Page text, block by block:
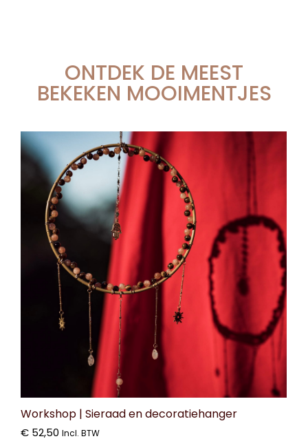
ONTDEK DE MEEST
BEKEKEN MOOIMENTJES
Workshop | Sieraad en decoratiehanger
€ 52,50 Incl. BTW